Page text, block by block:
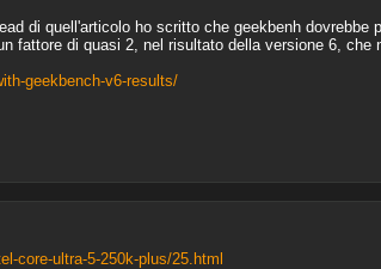
di quell'articolo ho scritto che geekbenh
fattore di quasi 2, nel risultato della versione 6, che
geekbench-v6-results/
core-ultra-5-250k-plus/25.html